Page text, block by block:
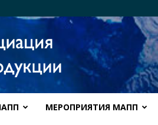
МЕРОПРИЯТИЯ МАПП